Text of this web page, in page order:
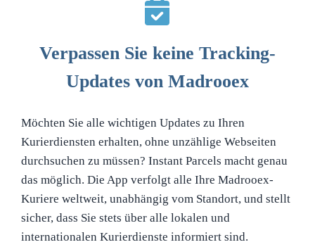
Verpassen Sie keine Tracking-
Updates von Madrooex
Möchten Sie alle wichtigen Updates zu Ihren
Kurierdiensten erhalten, ohne unzählige Webseiten
durchsuchen zu müssen? Instant Parcels macht genau
das möglich. Die App verfolgt alle Ihre Madrooex-
Kuriere weltweit, unabhängig vom Standort, und stellt
sicher, dass Sie stets über alle lokalen und
internationalen Kurierdienste informiert sind.